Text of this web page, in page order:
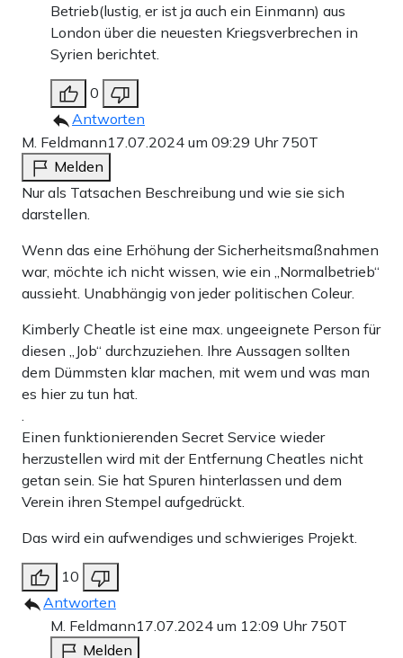
Betrieb(lustig, er ist ja auch ein Einmann) aus
London über die neuesten Kriegsverbrechen in
Syrien berichtet.
0
Antworten
M. Feldmann17.07.2024 um 09:29 Uhr 750T
Melden
Nur als Tatsachen Beschreibung und wie sie sich
darstellen.
Wenn das eine Erhöhung der Sicherheitsmaßnahmen
war, möchte ich nicht wissen, wie ein „Normalbetrieb“
aussieht. Unabhängig von jeder politischen Coleur.
Kimberly Cheatle ist eine max. ungeeignete Person für
diesen „Job“ durchzuziehen. Ihre Aussagen sollten
dem Dümmsten klar machen, mit wem und was man
es hier zu tun hat.
.
Einen funktionierenden Secret Service wieder
herzustellen wird mit der Entfernung Cheatles nicht
getan sein. Sie hat Spuren hinterlassen und dem
Verein ihren Stempel aufgedrückt.
Das wird ein aufwendiges und schwieriges Projekt.
10
Antworten
M. Feldmann17.07.2024 um 12:09 Uhr 750T
Melden